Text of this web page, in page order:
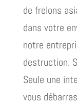
de frelons
dans votre
notre
destruction.
Seule une
vous